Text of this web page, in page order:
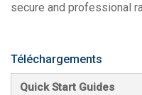
secure and professional
Téléchargements
Quick Start Guides